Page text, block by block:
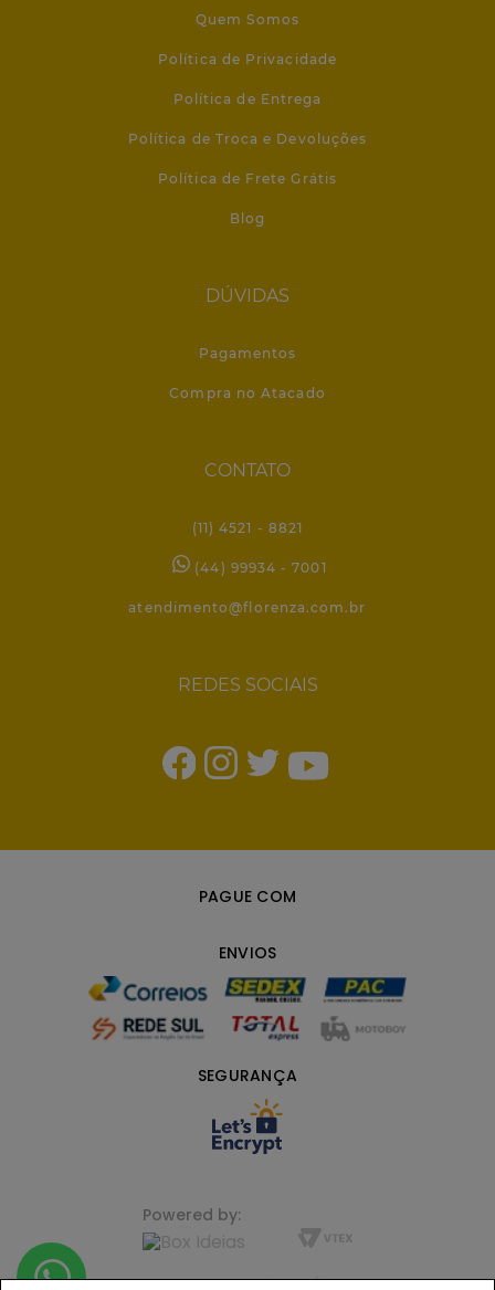
Quem Somos
Política de Privacidade
Política de Entrega
Política de Troca e Devoluções
Política de Frete Grátis
Blog
DÚVIDAS
Pagamentos
Compra no Atacado
CONTATO
(11) 4521 - 8821
(44) 99934 - 7001
atendimento@florenza.com.br
REDES SOCIAIS
PAGUE COM
ENVIOS
SEGURANÇA
FLORENZA LIFE+ BEAUTY | JUNDIAÍ, SP CNPJ
Powered by: